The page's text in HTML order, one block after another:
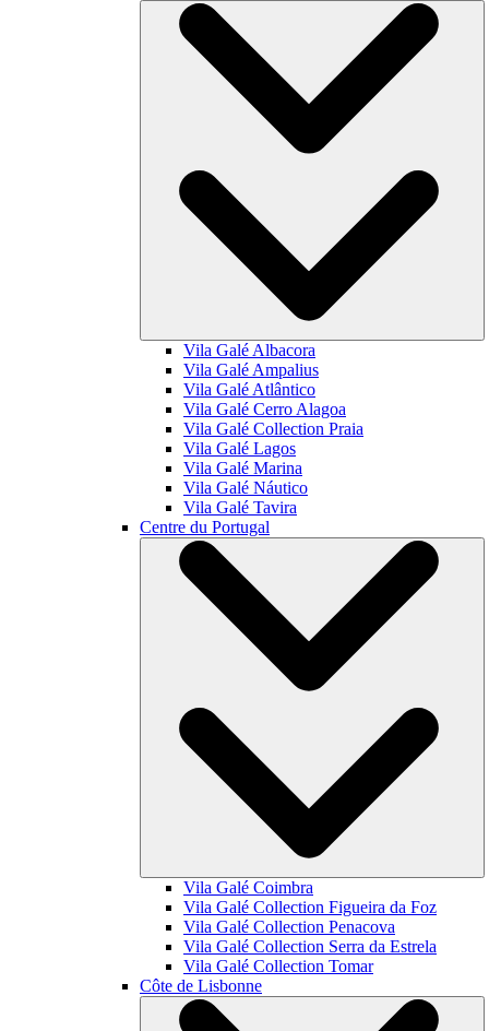
Vila Galé Albacora
Vila Galé Ampalius
Vila Galé Atlântico
Vila Galé Cerro Alagoa
Vila Galé Collection Praia
Vila Galé Lagos
Vila Galé Marina
Vila Galé Náutico
Vila Galé Tavira
Centre du Portugal
Vila Galé Coimbra
Vila Galé Collection Figueira da Foz
Vila Galé Collection Penacova
Vila Galé Collection Serra da Estrela
Vila Galé Collection Tomar
Côte de Lisbonne